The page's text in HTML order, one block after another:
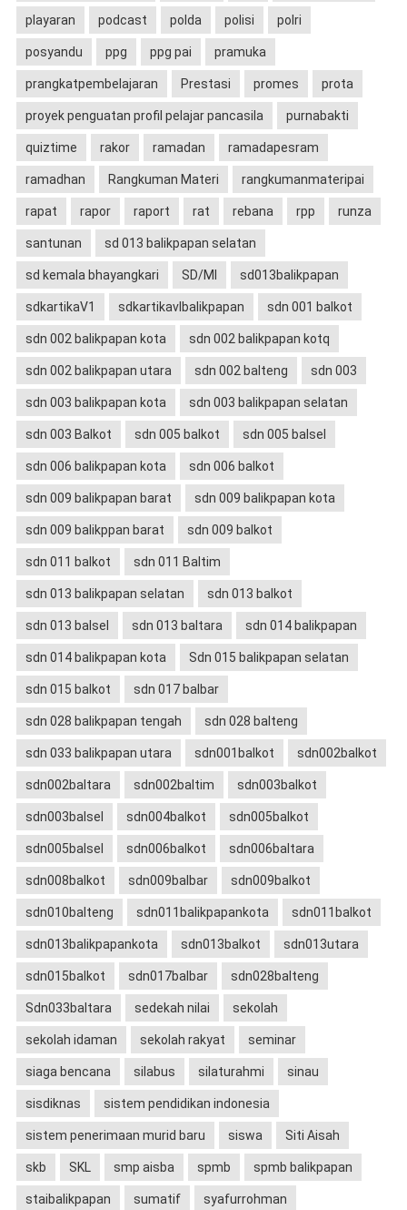
playaran podcast polda polisi polri
posyandu ppg ppg pai pramuka
prangkatpembelajaran Prestasi promes prota
proyek penguatan profil pelajar pancasila purnabakti
quiztime rakor ramadan ramadapesram
ramadhan Rangkuman Materi rangkumanmateripai
rapat rapor raport rat rebana rpp runza
santunan sd 013 balikpapan selatan
sd kemala bhayangkari SD/MI sd013balikpapan
sdkartikaV1 sdkartikavIbalikpapan sdn 001 balkot
sdn 002 balikpapan kota sdn 002 balikpapan kotq
sdn 002 balikpapan utara sdn 002 balteng sdn 003
sdn 003 balikpapan kota sdn 003 balikpapan selatan
sdn 003 Balkot sdn 005 balkot sdn 005 balsel
sdn 006 balikpapan kota sdn 006 balkot
sdn 009 balikpapan barat sdn 009 balikpapan kota
sdn 009 balikppan barat sdn 009 balkot
sdn 011 balkot sdn 011 Baltim
sdn 013 balikpapan selatan sdn 013 balkot
sdn 013 balsel sdn 013 baltara sdn 014 balikpapan
sdn 014 balikpapan kota Sdn 015 balikpapan selatan
sdn 015 balkot sdn 017 balbar
sdn 028 balikpapan tengah sdn 028 balteng
sdn 033 balikpapan utara sdn001balkot sdn002balkot
sdn002baltara sdn002baltim sdn003balkot
sdn003balsel sdn004balkot sdn005balkot
sdn005balsel sdn006balkot sdn006baltara
sdn008balkot sdn009balbar sdn009balkot
sdn010balteng sdn011balikpapankota sdn011balkot
sdn013balikpapankota sdn013balkot sdn013utara
sdn015balkot sdn017balbar sdn028balteng
Sdn033baltara sedekah nilai sekolah
sekolah idaman sekolah rakyat seminar
siaga bencana silabus silaturahmi sinau
sisdiknas sistem pendidikan indonesia
sistem penerimaan murid baru siswa Siti Aisah
skb SKL smp aisba spmb spmb balikpapan
staibalikpapan sumatif syafurrohman